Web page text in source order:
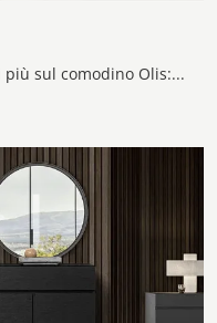
Clicca e scopri di più sul comodino Olis: Comodini e cassettiere di Alf Da Frè sono ideali per spazi design.